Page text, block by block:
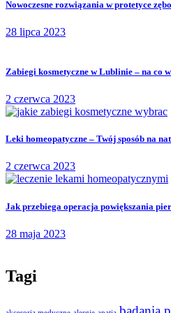
Nowoczesne rozwiązania w protetyce
28 lipca 2023
Zabiegi kosmetyczne w Lublinie – na co
2 czerwca 2023
Leki homeopatyczne – Twój sposób na
2 czerwca 2023
Jak przebiega operacja powiększania
28 maja 2023
Tagi